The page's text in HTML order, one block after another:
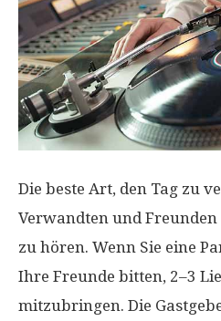
Die beste Art, den Tag zu
Verwandten und
zu hören. Wenn Sie eine
Ihre Freunde bitten, 2–3
mitzubringen. Die